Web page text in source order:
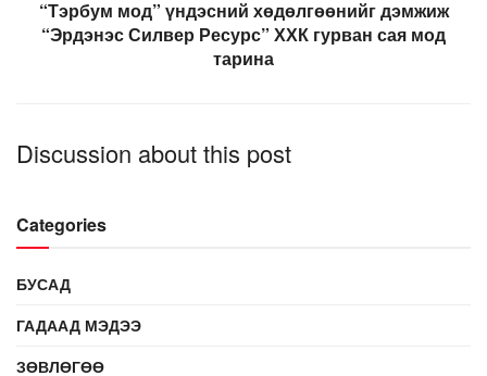
“Тэрбум мод” үндэсний хөдөлгөөнийг дэмжиж
“Эрдэнэс Силвер Ресурс” ХХК гурван сая мод
тарина
Discussion about this post
Categories
БУСАД
ГАДААД МЭДЭЭ
ЗӨВЛӨГӨӨ